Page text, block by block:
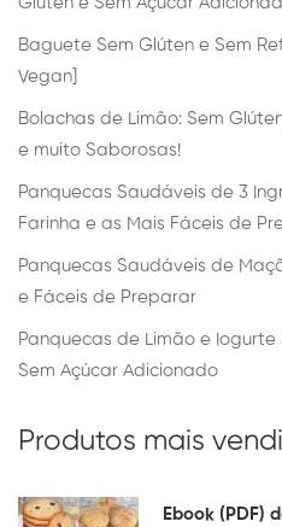
Baguete Sem Glúten e Sem
Vegan]
Bolachas de Limão: Sem
e muito Saborosas!
Panquecas Saudáveis de 3
Farinha e as Mais Fáceis de
Panquecas Saudáveis de
e Fáceis de Preparar
Panquecas de Limão e
Sem Açúcar Adicionado
Produtos mais
Ebook (PDF)